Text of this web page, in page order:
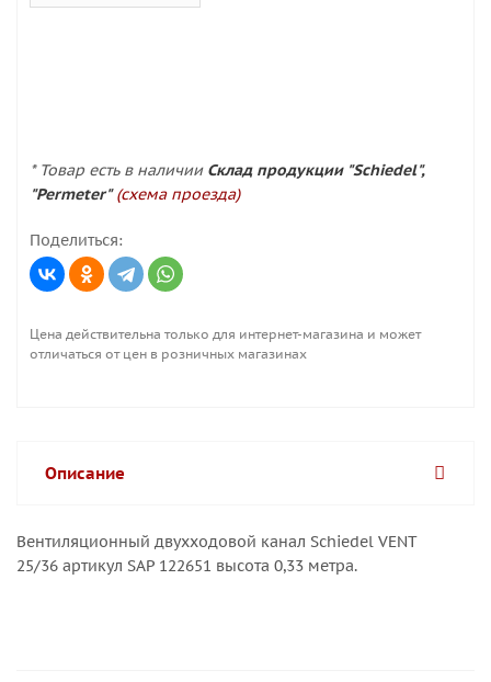
* Товар есть в наличии Склад продукции "Schiedel",
"Permeter" (схема проезда)
Поделиться:
Цена действительна только для интернет-магазина и может
отличаться от цен в розничных магазинах
Описание
Вентиляционный двухходовой канал Schiedel VENT
25/36 артикул SAP 122651 высота 0,33 метра.